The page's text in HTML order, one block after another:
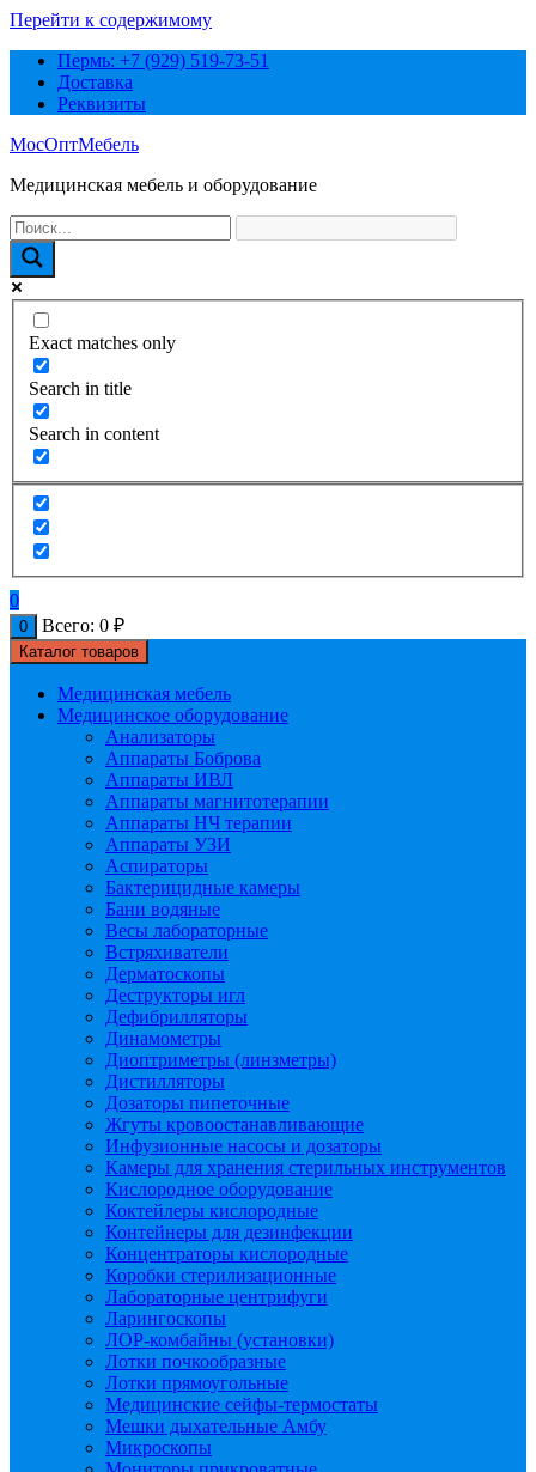
Перейти к содержимому
Пермь: +7 (929) 519-73-51
Доставка
Реквизиты
МосОптМебель
Медицинская мебель и оборудование
Exact matches only
Search in title
Search in content
0
0 Всего: 0 ₽
Каталог товаров
Медицинская мебель
Медицинское оборудование
Анализаторы
Аппараты Боброва
Аппараты ИВЛ
Аппараты магнитотерапии
Аппараты НЧ терапии
Аппараты УЗИ
Аспираторы
Бактерицидные камеры
Бани водяные
Весы лабораторные
Встряхиватели
Дерматоскопы
Деструкторы игл
Дефибрилляторы
Динамометры
Диоптриметры (линзметры)
Дистилляторы
Дозаторы пипеточные
Жгуты кровоостанавливающие
Инфузионные насосы и дозаторы
Камеры для хранения стерильных инструментов
Кислородное оборудование
Коктейлеры кислородные
Контейнеры для дезинфекции
Концентраторы кислородные
Коробки стерилизационные
Лабораторные центрифуги
Ларингоскопы
ЛОР-комбайны (установки)
Лотки почкообразные
Лотки прямоугольные
Медицинские сейфы-термостаты
Мешки дыхательные Амбу
Микроскопы